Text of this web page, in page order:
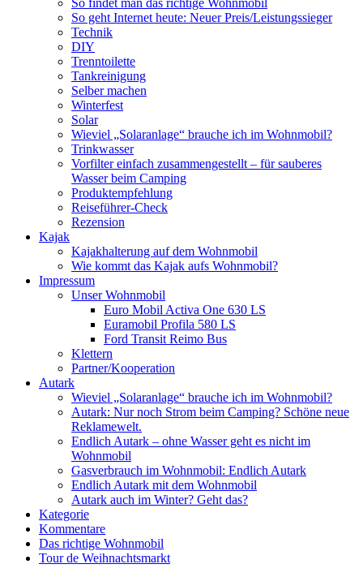
So geht Internet heute: Neuer Preis/Leistungssieger
Technik
DIY
Trenntoilette
Tankreinigung
Selber machen
Winterfest
Solar
Wieviel „Solaranlage“ brauche ich im Wohnmobil?
Trinkwasser
Vorfilter einfach zusammengestellt – für sauberes
Wasser beim Camping
Produktempfehlung
Reiseführer-Check
Rezension
Kajak
Kajakhalterung auf dem Wohnmobil
Wie kommt das Kajak aufs Wohnmobil?
Impressum
Unser Wohnmobil
Euro Mobil Activa One 630 LS
Euramobil Profila 580 LS
Ford Transit Reimo Bus
Klettern
Partner/Kooperation
Autark
Wieviel „Solaranlage“ brauche ich im Wohnmobil?
Autark: Nur noch Strom beim Camping? Schöne neue
Reklamewelt.
Endlich Autark – ohne Wasser geht es nicht im
Wohnmobil
Gasverbrauch im Wohnmobil: Endlich Autark
Endlich Autark mit dem Wohnmobil
Autark auch im Winter? Geht das?
Kategorie
Kommentare
Das richtige Wohnmobil
Tour de Weihnachtsmarkt